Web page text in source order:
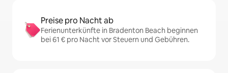
Preise pro Nacht ab
Ferienunterkünfte in Bradenton Beach beginnen
bei 61 € pro Nacht vor Steuern und Gebühren.